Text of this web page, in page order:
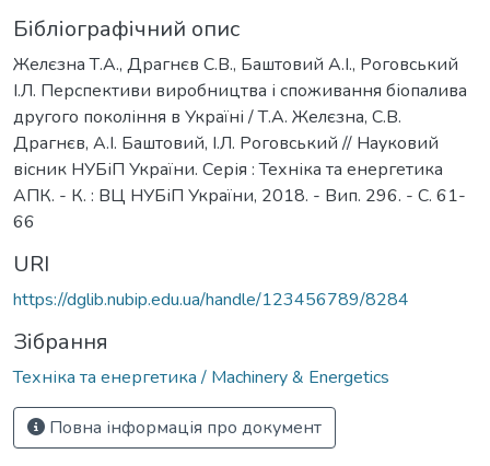
Бібліографічний опис
Желєзна Т.А., Драгнєв С.В., Баштовий А.І., Роговський
І.Л. Перспективи виробництва і споживання біопалива
другого покоління в Україні / Т.А. Желєзна, С.В.
Драгнєв, А.І. Баштовий, І.Л. Роговський // Науковий
вісник НУБіП України. Серія : Техніка та енергетика
АПК. - К. : ВЦ НУБіП України, 2018. - Вип. 296. - С. 61-
66
URI
https://dglib.nubip.edu.ua/handle/123456789/8284
Зібрання
Техніка та енергетика / Machinery & Energetics
Повна інформація про документ